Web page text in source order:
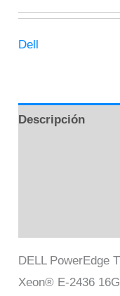
Dell
Descripción
DELL PowerEdge
Xeon® E-2436